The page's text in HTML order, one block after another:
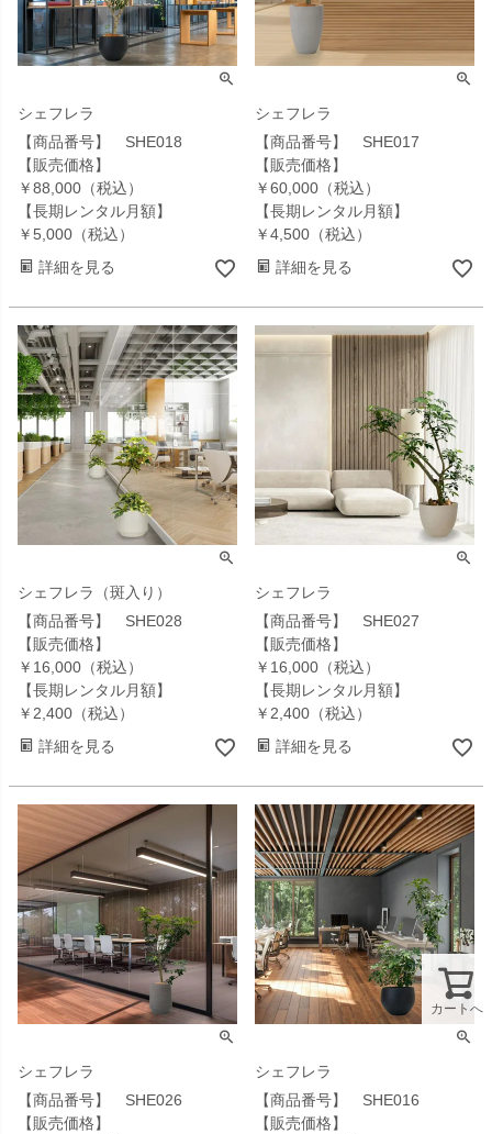
シェフレラ
【商品番号】 SHE018
【販売価格】
￥88,000（税込）
【長期レンタル月額】
￥5,000（税込）
詳細を見る
シェフレラ
【商品番号】 SHE017
【販売価格】
￥60,000（税込）
【長期レンタル月額】
￥4,500（税込）
詳細を見る
シェフレラ（斑入り）
【商品番号】 SHE028
【販売価格】
￥16,000（税込）
【長期レンタル月額】
￥2,400（税込）
詳細を見る
シェフレラ
【商品番号】 SHE027
【販売価格】
￥16,000（税込）
【長期レンタル月額】
￥2,400（税込）
詳細を見る
シェフレラ
【商品番号】 SHE026
【販売価格】
シェフレラ
【商品番号】 SHE016
【販売価格】
カートへ